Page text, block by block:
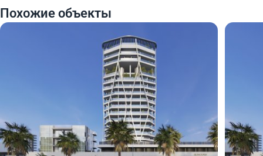
Похожие объекты